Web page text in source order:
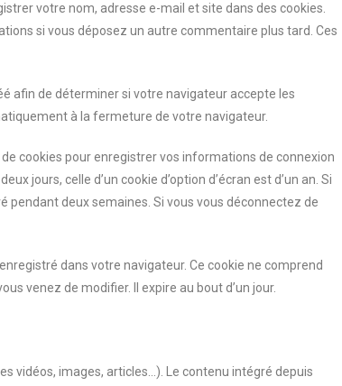
votre nom, adresse e-mail et site dans des cookies.
si vous déposez un autre commentaire plus tard. Ces
afin de déterminer si votre navigateur accepte les
à la fermeture de votre navigateur.
cookies pour enregistrer vos informations de connexion
jours, celle d’un cookie d’option d’écran est d’un an. Si
pendant deux semaines. Si vous vous déconnectez de
dans votre navigateur. Ce cookie ne comprend
venez de modifier. Il expire au bout d’un jour.
vidéos, images, articles…). Le contenu intégré depuis